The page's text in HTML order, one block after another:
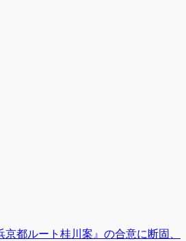
都ルート桂川案』の合意に断固、